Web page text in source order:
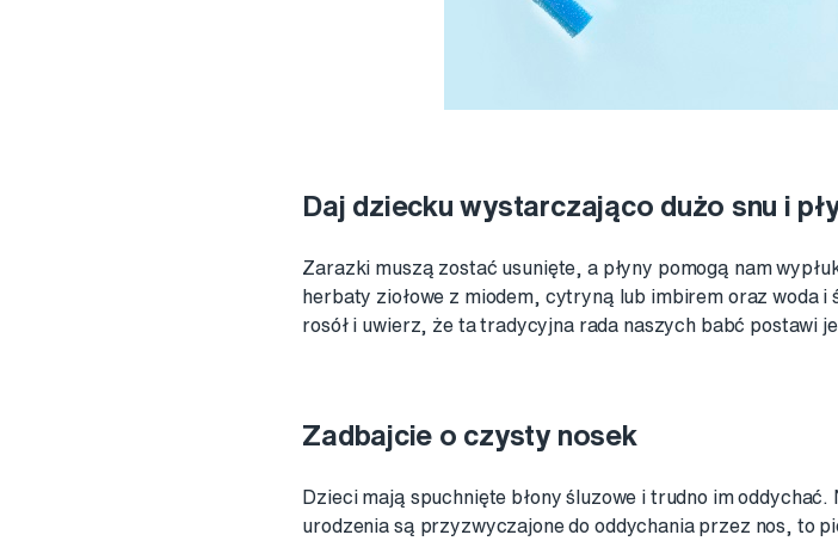
Daj dziecku wystarczająco dużo snu i
Zarazki muszą zostać usunięte, a płyny pomogą nam
herbaty ziołowe z miodem, cytryną lub imbirem oraz woda
rosół i uwierz, że ta tradycyjna rada naszych babć postawi je
Zadbajcie o czysty nosek
Dzieci mają spuchnięte błony śluzowe i trudno im
urodzenia są przyzwyczajone do oddychania przez nos, to